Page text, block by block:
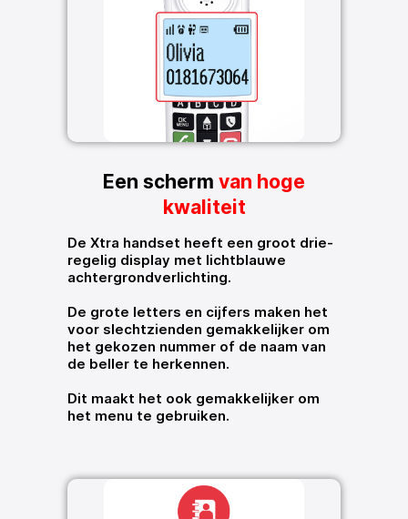
Een scherm van hoge
kwaliteit
De Xtra handset heeft een groot drie-
regelig display met lichtblauwe
achtergrondverlichting.
De grote letters en cijfers maken het
voor slechtzienden gemakkelijker om
het gekozen nummer of de naam van
de beller te herkennen.
Dit maakt het ook gemakkelijker om
het menu te gebruiken.